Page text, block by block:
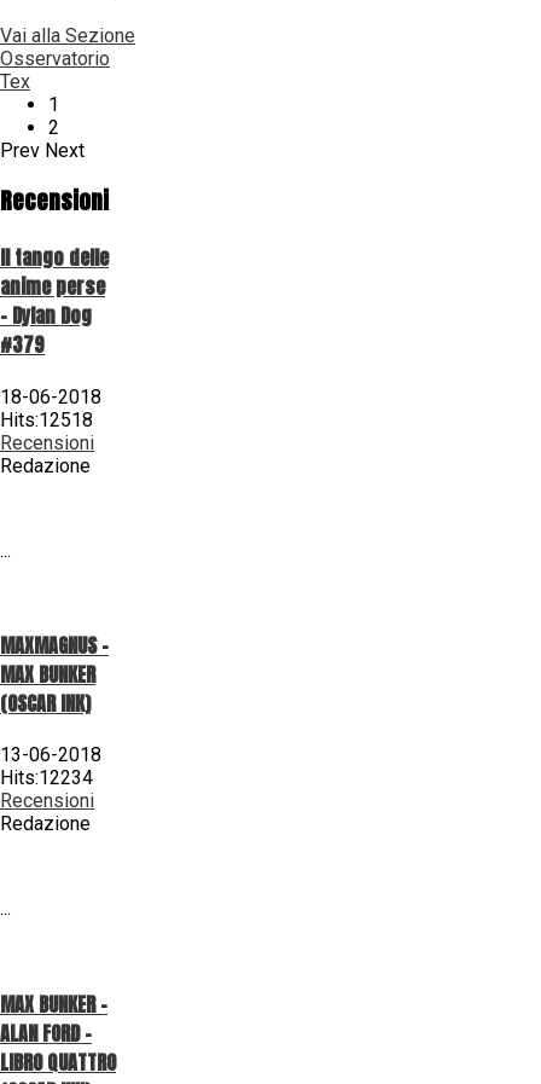
Vai alla Sezione
Osservatorio
Tex
1
2
Prev Next
Recensioni
Il tango delle
anime perse
- Dylan Dog
#379
18-06-2018
Hits:12518
Recensioni
Redazione
...
MAXMAGNUS –
MAX BUNKER
(OSCAR INK)
13-06-2018
Hits:12234
Recensioni
Redazione
...
MAX BUNKER –
ALAN FORD –
LIBRO QUATTRO